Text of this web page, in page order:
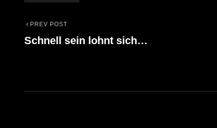
Beitrags-
Navigation
Previous
Post
PREV POST
Schnell sein lohnt sich…